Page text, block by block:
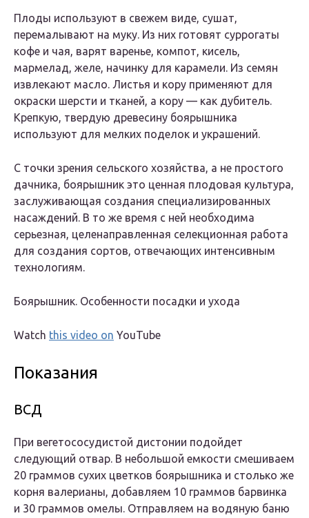
Плоды используют в свежем виде, сушат,
перемалывают на муку. Из них готовят суррогаты
кофе и чая, варят варенье, компот, кисель,
мармелад, желе, начинку для карамели. Из семян
извлекают масло. Листья и кору применяют для
окраски шерсти и тканей, а кору — как дубитель.
Крепкую, твердую древесину боярышника
используют для мелких поделок и украшений.
С точки зрения сельского хозяйства, а не простого
дачника, боярышник это ценная плодовая культура,
заслуживающая создания специализированных
насаждений. В то же время с ней необходима
серьезная, целенаправленная селекционная работа
для создания сортов, отвечающих интенсивным
технологиям.
Боярышник. Особенности посадки и ухода
Watch this video on YouTube
Показания
ВСД
При вегетососудистой дистонии подойдет
следующий отвар. В небольшой емкости смешиваем
20 граммов сухих цветков боярышника и столько же
корня валерианы, добавляем 10 граммов барвинка
и 30 граммов омелы. Отправляем на водяную баню